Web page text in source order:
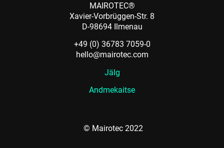
MAIROTEC®
Xavier-Vorbrüggen-Str. 8
D-98694 Ilmenau
+49 (0) 36783 7059-0
hello@mairotec.com
Jälg
Andmekaitse
© Mairotec 2022